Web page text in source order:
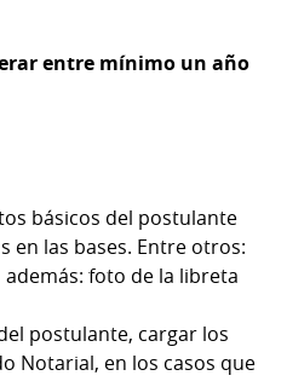
entre mínimo un año
básicos del postulante
en las bases. Entre otros:
foto de la libreta
postulante, cargar los
Notarial, en los casos que